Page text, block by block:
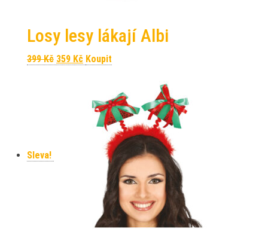
Losy lesy lákají Albi
399Kč Původní cena byla: 399 Kč.
359 KčAktuální cena je: 359 Kč.
Koupit
Sleva!